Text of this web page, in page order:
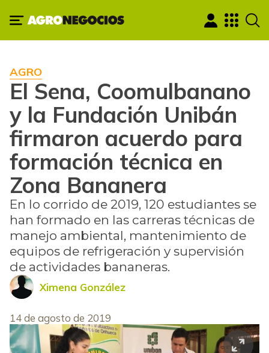
AGRO
El Sena, Coomulbanano
y la Fundación Unibán
firmaron acuerdo para
formación técnica en
Zona Bananera
En lo corrido de 2019, 120 estudiantes se
han formado en las carreras técnicas de
manejo ambiental, mantenimiento de
equipos de refrigeración y supervisión
de actividades bananeras.
Ximena González
14 de agosto de 2019